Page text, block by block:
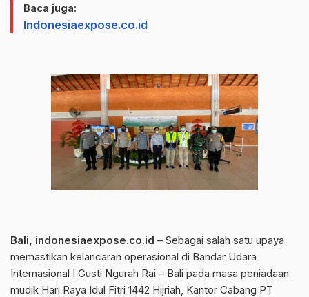
Baca juga:
Indonesiaexpose.co.id
Bali, indonesiaexpose.co.id – Sebagai salah satu upaya
memastikan kelancaran operasional di Bandar Udara
Internasional I Gusti Ngurah Rai – Bali pada masa peniadaan
mudik Hari Raya Idul Fitri 1442 Hijriah, Kantor Cabang PT